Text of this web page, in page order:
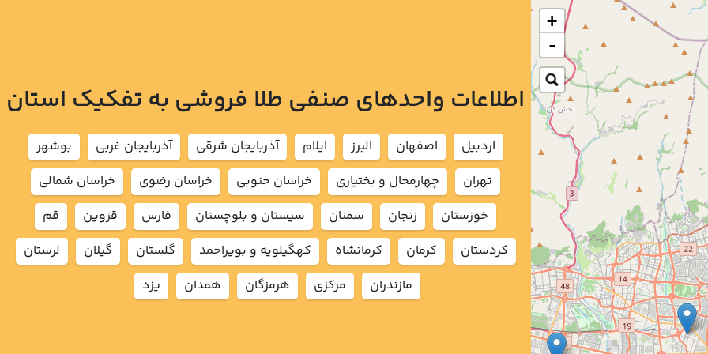
+
-
اطلاعات واحدهای صنفی طلا فروشی به تفکیک استان
اردبيل اصفهان البرز ايلام آذربايجان شرقي آذربايجان غربي
بوشهر
تهران
چهارمحال و بختياري خراسان جنوبي خراسان رضوي
خراسان شمالي
خوزستان
زنجان سمنان سيستان و بلوچستان فارس قزوين
قم
كردستان
كرمان كرمانشاه كهگيلويه و بويراحمد گلستان گيلان
لرستان
مازندران
مركزي هرمزگان همدان يزد